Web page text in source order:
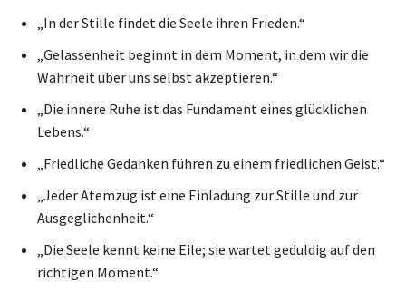
„In der Stille findet die Seele ihren Frieden.“
„Gelassenheit beginnt in dem Moment, in dem wir die
Wahrheit über uns selbst akzeptieren.“
„Die innere Ruhe ist das Fundament eines glücklichen
Lebens.“
„Friedliche Gedanken führen zu einem friedlichen Geist.“
„Jeder Atemzug ist eine Einladung zur Stille und zur
Ausgeglichenheit.“
„Die Seele kennt keine Eile; sie wartet geduldig auf den
richtigen Moment.“